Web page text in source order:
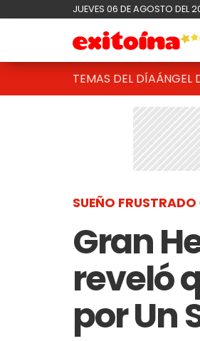
JUEVES 06 DE AGOSTO DEL
TEMAS DEL DÍAÁNGEL
SUEÑO FRUSTRADO
Gran
reveló
por Un